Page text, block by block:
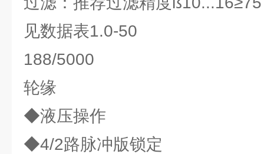
见数据表1.0-50
188/5000
轮缘
◆液压操作
◆4/2路脉冲版锁定